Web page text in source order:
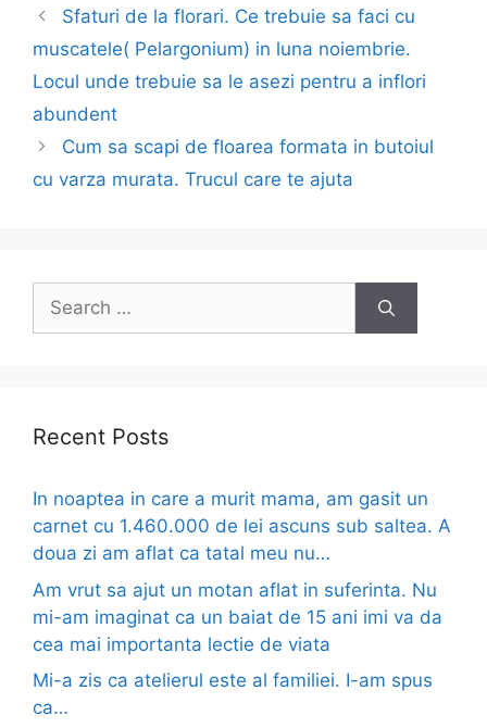
Post
navigation
Sfaturi de la florari. Ce trebuie sa faci cu
muscatele( Pelargonium) in luna noiembrie.
Locul unde trebuie sa le asezi pentru a inflori
abundent
Cum sa scapi de floarea formata in butoiul
cu varza murata. Trucul care te ajuta
Search
for:
Recent Posts
In noaptea in care a murit mama, am gasit un
carnet cu 1.460.000 de lei ascuns sub saltea. A
doua zi am aflat ca tatal meu nu…
Am vrut sa ajut un motan aflat in suferinta. Nu
mi-am imaginat ca un baiat de 15 ani imi va da
cea mai importanta lectie de viata
Mi-a zis ca atelierul este al familiei. I-am spus
ca…